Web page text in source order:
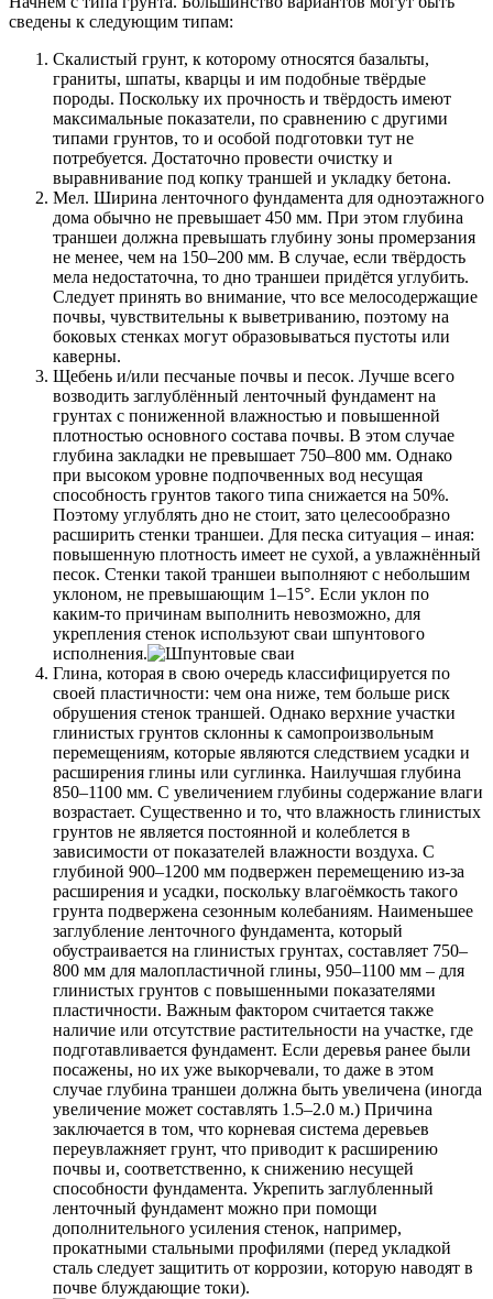
сведены к следующим типам:
Скалистый грунт, к которому относятся базальты,
граниты, шпаты, кварцы и им подобные твёрдые
породы. Поскольку их прочность и твёрдость имеют
максимальные показатели, по сравнению с другими
типами грунтов, то и особой подготовки тут не
потребуется. Достаточно провести очистку и
выравнивание под копку траншей и укладку бетона.
Мел. Ширина ленточного фундамента для одноэтажного
дома обычно не превышает 450 мм. При этом глубина
траншеи должна превышать глубину зоны промерзания
не менее, чем на 150–200 мм. В случае, если твёрдость
мела недостаточна, то дно траншеи придётся углубить.
Следует принять во внимание, что все мелосодержащие
почвы, чувствительны к выветриванию, поэтому на
боковых стенках могут образовываться пустоты или
каверны.
Щебень и/или песчаные почвы и песок. Лучше всего
возводить заглублённый ленточный фундамент на
грунтах с пониженной влажностью и повышенной
плотностью основного состава почвы. В этом случае
глубина закладки не превышает 750–800 мм. Однако
при высоком уровне подпочвенных вод несущая
способность грунтов такого типа снижается на 50%.
Поэтому углублять дно не стоит, зато целесообразно
расширить стенки траншеи. Для песка ситуация – иная:
повышенную плотность имеет не сухой, а увлажнённый
песок. Стенки такой траншеи выполняют с небольшим
уклоном, не превышающим 1–15°. Если уклон по
каким-то причинам выполнить невозможно, для
укрепления стенок используют сваи шпунтового
исполнения.
Глина, которая в свою очередь классифицируется по
своей пластичности: чем она ниже, тем больше риск
обрушения стенок траншей. Однако верхние участки
глинистых грунтов склонны к самопроизвольным
перемещениям, которые являются следствием усадки и
расширения глины или суглинка. Наилучшая глубина
850–1100 мм. С увеличением глубины содержание влаги
возрастает. Существенно и то, что влажность глинистых
грунтов не является постоянной и колеблется в
зависимости от показателей влажности воздуха. С
глубиной 900–1200 мм подвержен перемещению из-за
расширения и усадки, поскольку влагоёмкость такого
грунта подвержена сезонным колебаниям. Наименьшее
заглубление ленточного фундамента, который
обустраивается на глинистых грунтах, составляет 750–
800 мм для малопластичной глины, 950–1100 мм – для
глинистых грунтов с повышенными показателями
пластичности. Важным фактором считается также
наличие или отсутствие растительности на участке, где
подготавливается фундамент. Если деревья ранее были
посажены, но их уже выкорчевали, то даже в этом
случае глубина траншеи должна быть увеличена (иногда
увеличение может составлять 1.5–2.0 м.) Причина
заключается в том, что корневая система деревьев
переувлажняет грунт, что приводит к расширению
почвы и, соответственно, к снижению несущей
способности фундамента. Укрепить заглубленный
ленточный фундамент можно при помощи
дополнительного усиления стенок, например,
прокатными стальными профилями (перед укладкой
сталь следует защитить от коррозии, которую наводят в
почве блуждающие токи).